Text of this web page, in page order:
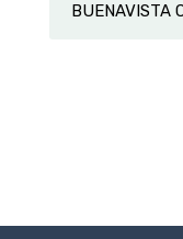
BUENAVISTA